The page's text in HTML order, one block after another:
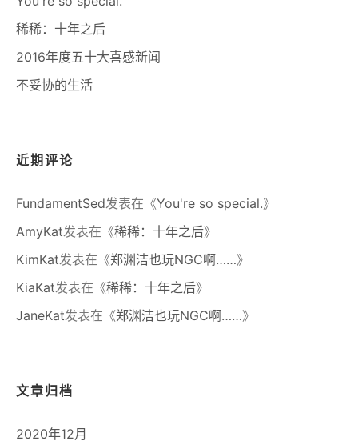
稀稀：十年之后
2016年度五十大喜感新闻
不妥协的生活
近期评论
FundamentSed发表在《You're so special.》
AmyKat发表在《稀稀：十年之后》
KimKat发表在《郑渊洁也玩NGC啊……》
KiaKat发表在《稀稀：十年之后》
JaneKat发表在《郑渊洁也玩NGC啊……》
文章归档
2020年12月